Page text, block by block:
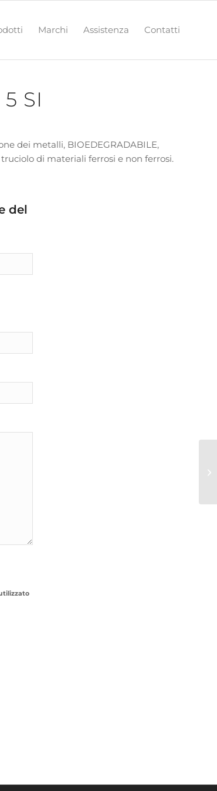
Marchi Assistenza Contatti
SI
dei metalli, BIOEDEGRADABILE,
di materiali ferrosi e non ferrosi.
del